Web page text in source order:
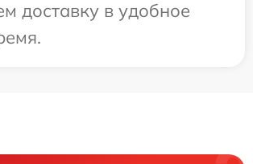
доставку в удобное